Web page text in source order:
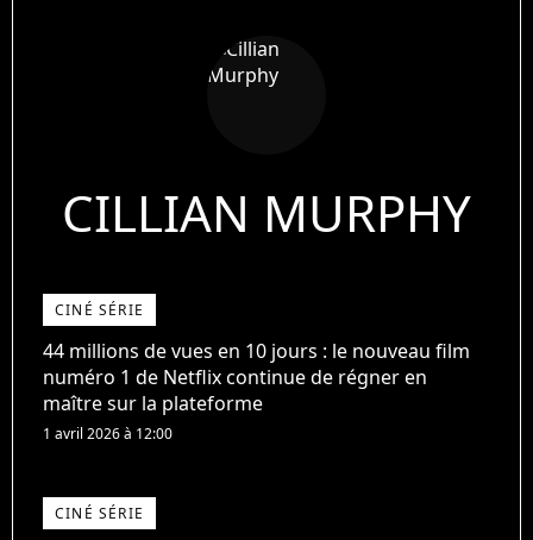
CILLIAN MURPHY
CINÉ SÉRIE
44 millions de vues en 10 jours : le nouveau film
numéro 1 de Netflix continue de régner en
maître sur la plateforme
1 avril 2026 à 12:00
CINÉ SÉRIE